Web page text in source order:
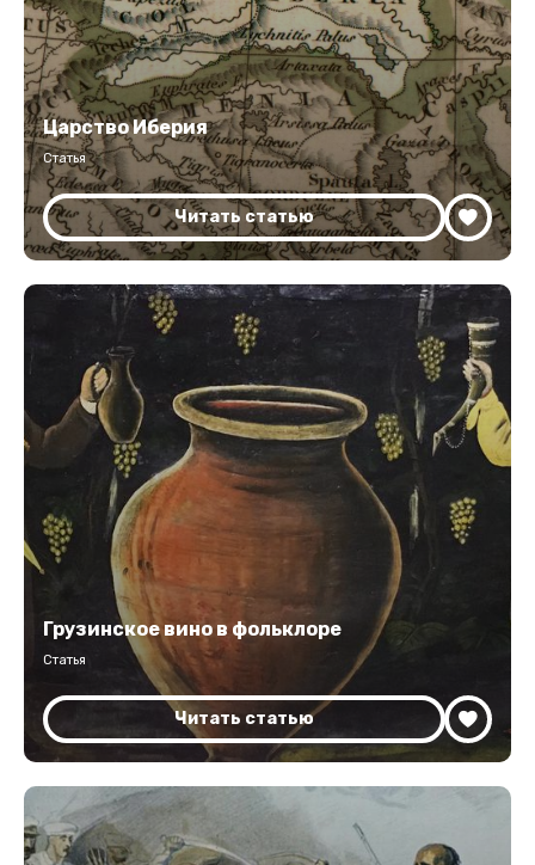
Царство Иберия
Статья
Читать статью
Грузинское вино в фольклоре
Статья
Читать статью